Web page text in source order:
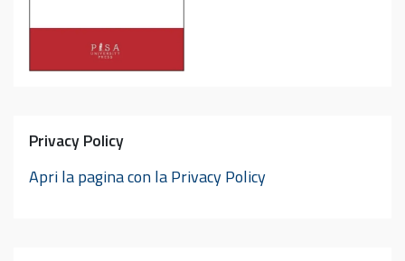
Privacy Policy
Apri la pagina con la Privacy Policy